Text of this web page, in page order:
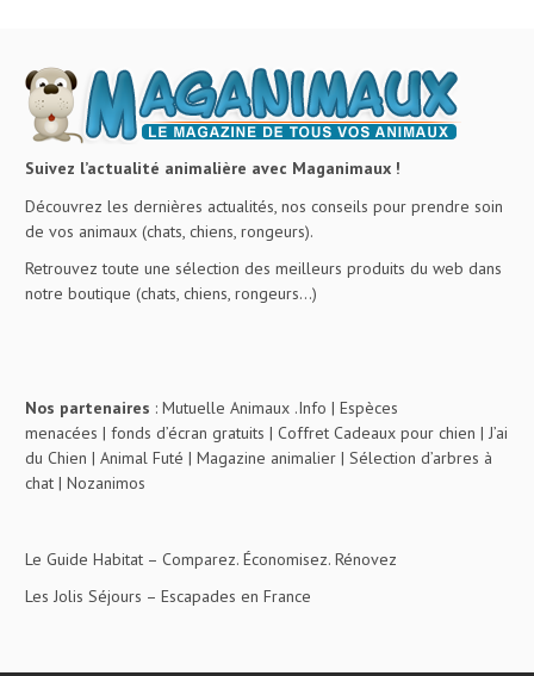
Suivez l’actualité animalière avec Maganimaux !
Découvrez les dernières actualités, nos conseils pour prendre soin
de vos animaux (chats, chiens, rongeurs).
Retrouvez toute une sélection des meilleurs produits du web dans
notre boutique (chats, chiens, rongeurs…)
Nos partenaires : Mutuelle Animaux .Info | Espèces
menacées | fonds d’écran gratuits | Coffret Cadeaux pour chien | J’ai
du Chien | Animal Futé | Magazine animalier | Sélection d’arbres à
chat | Nozanimos
Le Guide Habitat – Comparez. Économisez. Rénovez
Les Jolis Séjours – Escapades en France